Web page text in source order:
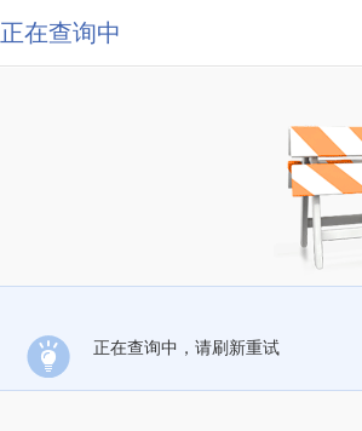
正在查询中
正在查询中，请刷新重试